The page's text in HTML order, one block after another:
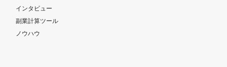
インタビュー
副業計算ツール
ノウハウ